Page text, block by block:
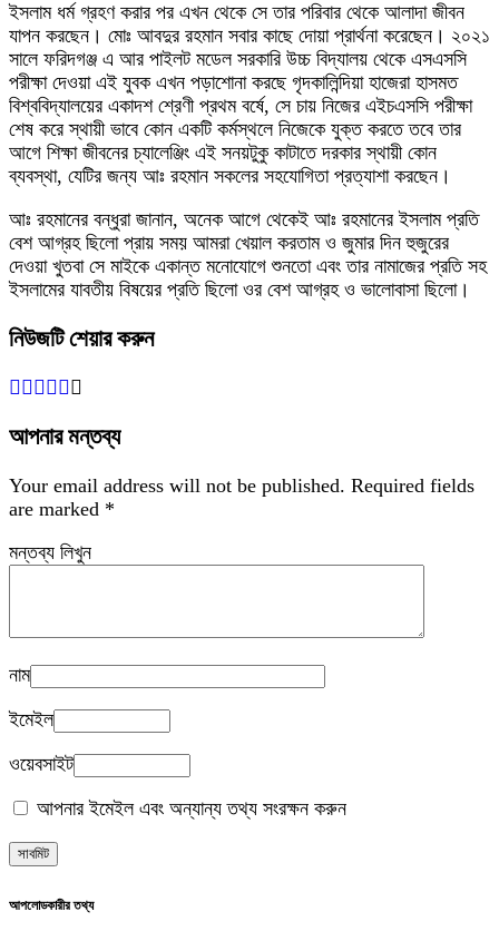
ইসলাম ধর্ম গ্রহণ করার পর এখন থেকে সে তার পরিবার থেকে আলাদা জীবন
যাপন করছেন। মোঃ আবদুর রহমান সবার কাছে দোয়া প্রার্থনা করেছেন। ২০২১
সালে ফরিদগঞ্জ এ আর পাইলট মডেল সরকারি উচ্চ বিদ্যালয় থেকে এসএসসি
পরীক্ষা দেওয়া এই যুবক এখন পড়াশোনা করছে গৃদকালিন্দিয়া হাজেরা হাসমত
বিশ্ববিদ্যালয়ের একাদশ শ্রেণী প্রথম বর্ষে, সে চায় নিজের এইচএসসি পরীক্ষা
শেষ করে স্থায়ী ভাবে কোন একটি কর্মস্থলে নিজেকে যুক্ত করতে তবে তার
আগে শিক্ষা জীবনের চ্যালেঞ্জিং এই সনয়টুকু কাটাতে দরকার স্থায়ী কোন
ব্যবস্থা, যেটির জন্য আঃ রহমান সকলের সহযোগিতা প্রত্যাশা করছেন।
আঃ রহমানের বন্ধুরা জানান, অনেক আগে থেকেই আঃ রহমানের ইসলাম প্রতি
বেশ আগ্রহ ছিলো প্রায় সময় আমরা খেয়াল করতাম ও জুমার দিন হুজুরের
দেওয়া খুতবা সে মাইকে একান্ত মনোযোগে শুনতো এবং তার নামাজের প্রতি সহ
ইসলামের যাবতীয় বিষয়ের প্রতি ছিলো ওর বেশ আগ্রহ ও ভালোবাসা ছিলো।
নিউজটি শেয়ার করুন
আপনার মন্তব্য
Your email address will not be published. Required fields
are marked *
মন্তব্য লিখুন
নাম
ইমেইল
ওয়েবসাইট
আপনার ইমেইল এবং অন্যান্য তথ্য সংরক্ষন করুন
আপলোডকারীর তথ্য